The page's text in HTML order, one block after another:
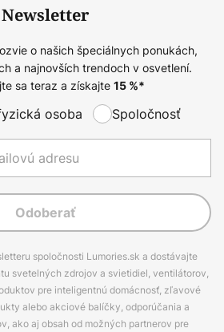
Newsletter
o našich špeciálnych ponukách,
a najnovších trendoch v osvetlení.
sa teraz a získajte 15%*
osoba Spoločnosť
Odoberať
spoločnosti Lumories.sk a dostávajte
svetelných zdrojov a svietidiel, ventilátorov,
pre inteligentnú domácnosť, zľavové
alebo akciové balíčky, odporúčania a
ako aj obsah od možných partnerov pre